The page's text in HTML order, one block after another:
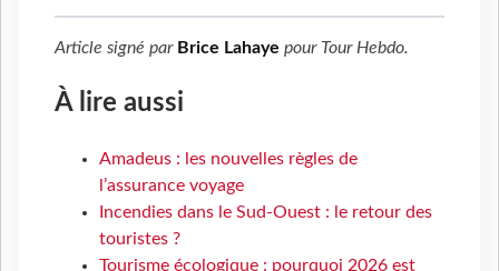
Article signé par Brice Lahaye pour Tour Hebdo.
À lire aussi
Amadeus : les nouvelles règles de
l’assurance voyage
Incendies dans le Sud-Ouest : le retour des
touristes ?
Tourisme écologique : pourquoi 2026 est